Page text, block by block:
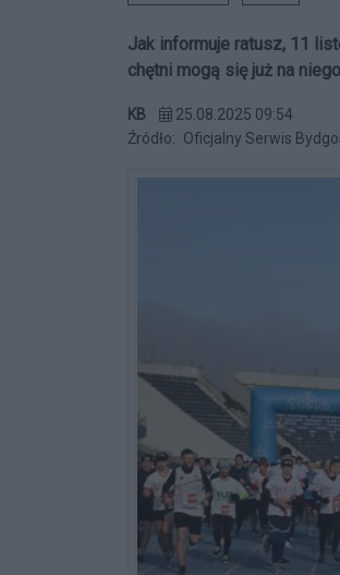
Jak informuje ratusz, 11
chętni mogą się już na
KB
25.08.2025 09:54
Źródło: Oficjalny Serwis